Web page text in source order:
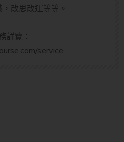
改思改運等等。
詳覽：
service